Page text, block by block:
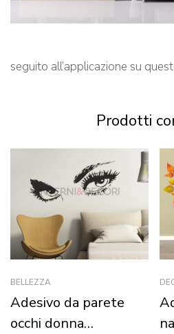
seguito all’applicazione su
Prodotti
BELLEZZA
Adesivo da parete
occhi donna